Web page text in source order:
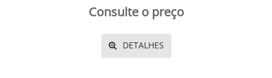
Consulte o preço
DETALHES